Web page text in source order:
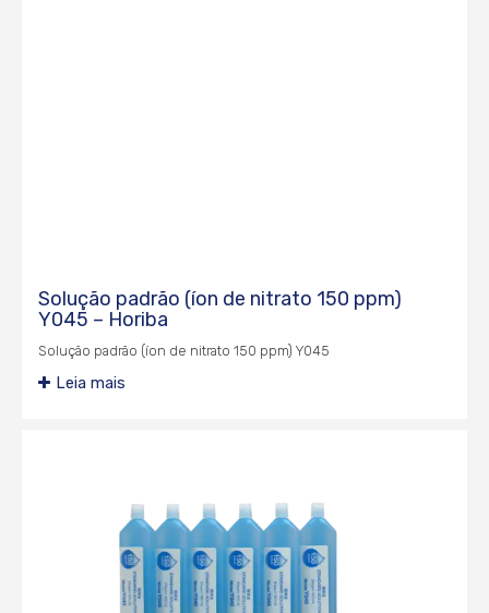
Solução padrão (íon de nitrato 150 ppm)
Y045 – Horiba
Solução padrão (íon de nitrato 150 ppm) Y045
Leia mais